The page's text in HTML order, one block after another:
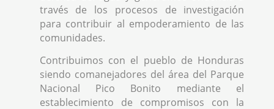
través de los procesos de investigación
para contribuir al empoderamiento de las
comunidades.
Contribuimos con el pueblo de Honduras
siendo comanejadores del área del Parque
Nacional Pico Bonito mediante el
establecimiento de compromisos con la